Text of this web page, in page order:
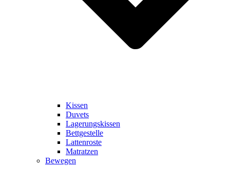
Kissen
Duvets
Lagerungskissen
Bettgestelle
Lattenroste
Matratzen
Bewegen